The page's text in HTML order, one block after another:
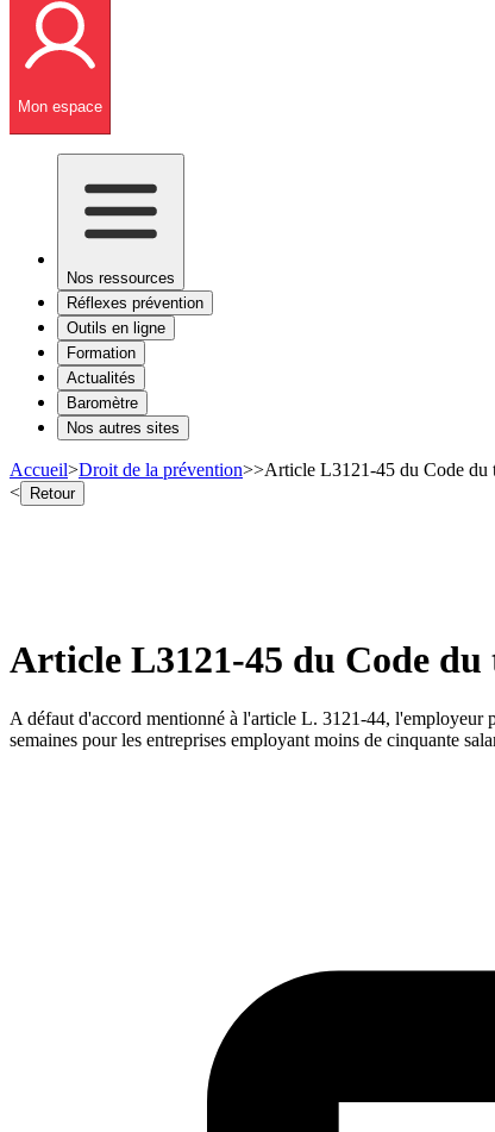
Mon espace
Nos ressources
Réflexes prévention
Outils en ligne
Formation
Actualités
Baromètre
Nos autres sites
Accueil>Droit de la prévention>>Article L3121-45 du Code du
< Retour
Article L3121-45 du Code
A défaut d'accord mentionné à l'article L. 3121-44, l'employeur
semaines pour les entreprises employant moins de cinquante